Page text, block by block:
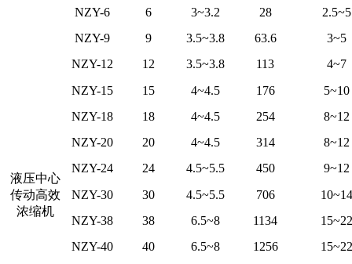
液压中心
传动高效
浓缩机
NZY-6 6 3~3.2 28
2.5~5
NZY-9
9 3.5~3.8 63.6
3~5
NZY-12
12 3.5~3.8 113
4~7
NZY-15
15 4~4.5 176
5~10
NZY-18
18 4~4.5 254
8~12
NZY-20
20 4~4.5 314
8~12
NZY-24
24 4.5~5.5 450
9~12
NZY-30
30 4.5~5.5 706
10~14
NZY-38
38 6.5~8 1134
15~22
NZY-40
40 6.5~8 1256
15~22